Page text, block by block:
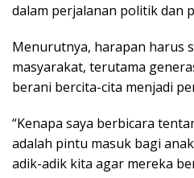
dalam perjalanan politik dan
Menurutnya, harapan harus
masyarakat, terutama
berani bercita-cita menjadi
“Kenapa saya berbicara
adalah pintu masuk bagi
adik-adik kita agar mereka